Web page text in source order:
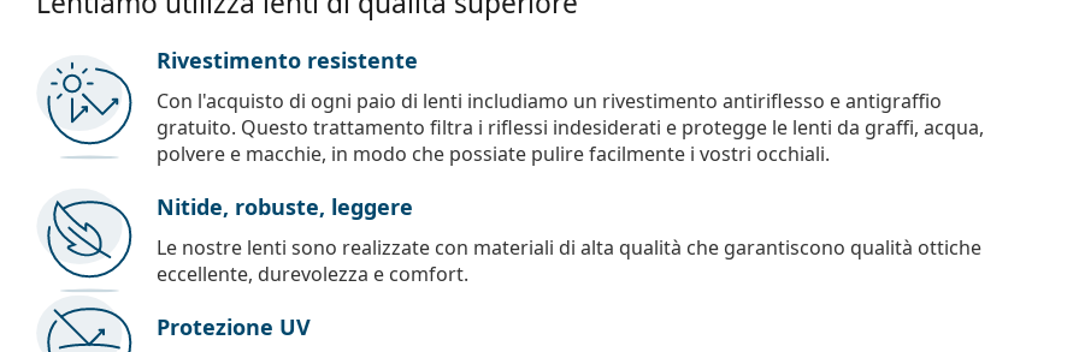
Rivestimento resistente
Con l'acquisto di ogni paio di lenti includiamo un rivestimento antiriflesso e antigraffio
gratuito. Questo trattamento filtra i riflessi indesiderati e protegge le lenti da graffi, acqua,
polvere e macchie, in modo che possiate pulire facilmente i vostri occhiali.
Nitide, robuste, leggere
Le nostre lenti sono realizzate con materiali di alta qualità che garantiscono qualità ottiche
eccellente, durevolezza e comfort.
Protezione UV